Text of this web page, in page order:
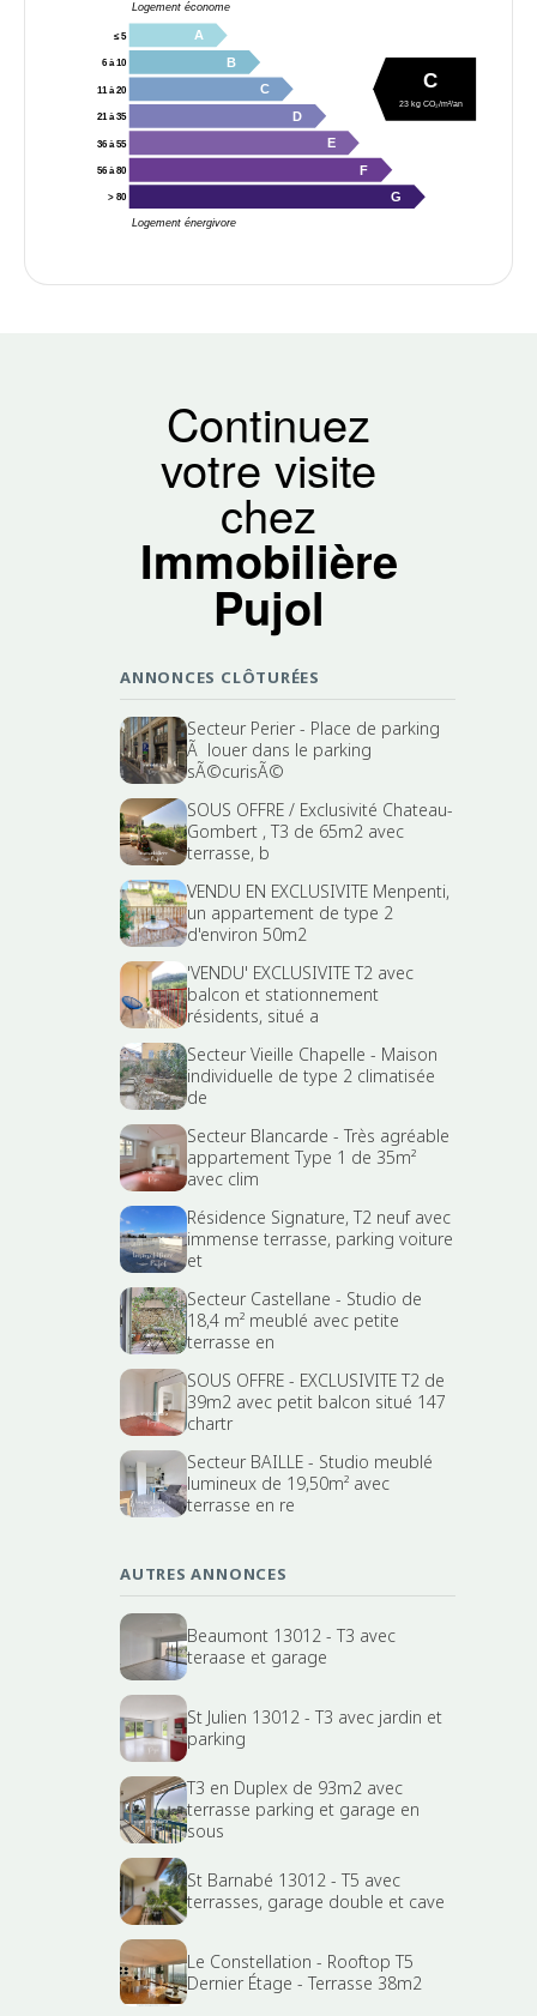
Logement économe
Logement énergivore
≤ 5 A
6 à 10 B
11 à 20 C
21 à 35 D
36 à 55 E
56 à 80 F
> 80 G
C
23 kg CO₂/m²/an
Continuez
votre visite
chez
Immobilière
Pujol
ANNONCES CLÔTURÉES
Secteur Perier - Place de parking
Ã louer dans le parking
sÃ©curisÃ©
SOUS OFFRE / Exclusivité Chateau-
Gombert , T3 de 65m2 avec
terrasse, b
VENDU EN EXCLUSIVITE Menpenti,
un appartement de type 2
d'environ 50m2
'VENDU' EXCLUSIVITE T2 avec
balcon et stationnement
résidents, situé a
Secteur Vieille Chapelle - Maison
individuelle de type 2 climatisée
de
Secteur Blancarde - Très agréable
appartement Type 1 de 35m²
avec clim
Résidence Signature, T2 neuf avec
immense terrasse, parking voiture
et
Secteur Castellane - Studio de
18,4 m² meublé avec petite
terrasse en
SOUS OFFRE - EXCLUSIVITE T2 de
39m2 avec petit balcon situé 147
chartr
Secteur BAILLE - Studio meublé
lumineux de 19,50m² avec
terrasse en re
AUTRES ANNONCES
Beaumont 13012 - T3 avec
teraase et garage
St Julien 13012 - T3 avec jardin et
parking
T3 en Duplex de 93m2 avec
terrasse parking et garage en
sous
St Barnabé 13012 - T5 avec
terrasses, garage double et cave
Le Constellation - Rooftop T5
Dernier Étage - Terrasse 38m2